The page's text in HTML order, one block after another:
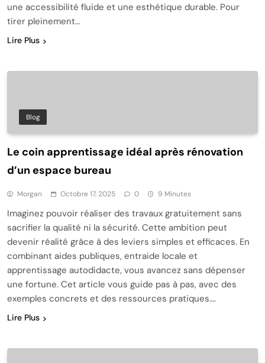
une accessibilité fluide et une esthétique durable. Pour
tirer pleinement…
Lire Plus
Blog
Le coin apprentissage idéal après rénovation
d’un espace bureau
Morgan Octobre 17, 2025 0 9 Minutes
Imaginez pouvoir réaliser des travaux gratuitement sans
sacrifier la qualité ni la sécurité. Cette ambition peut
devenir réalité grâce à des leviers simples et efficaces. En
combinant aides publiques, entraide locale et
apprentissage autodidacte, vous avancez sans dépenser
une fortune. Cet article vous guide pas à pas, avec des
exemples concrets et des ressources pratiques….
Lire Plus